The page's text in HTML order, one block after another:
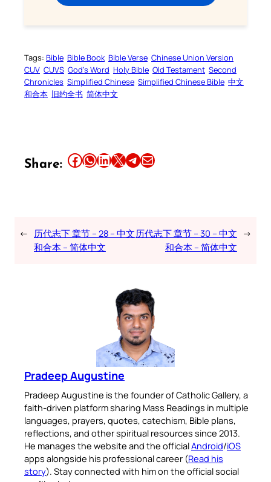
Tags: Bible Bible Book Bible Verse Chinese Union Version
CUV CUVS God’s Word Holy Bible Old Testament Second
Chronicles Simplified Chinese Simplified Chinese Bible 中文
和合本 旧约全书 简体中文
Share: Share this article on Facebook Share this article on WhatsApp Share this article on LinkedIn Share this article on X Share this article on TelegramEmail this Article
← 历代志下 章节 – 28 – 中文
和合本 – 简体中文
历代志下 章节 – 30 – 中文
和合本 – 简体中文
→
Pradeep Augustine
Pradeep Augustine is the founder of Catholic Gallery, a
faith-driven platform sharing Mass Readings in multiple
languages, prayers, quotes, catechism, Bible plans,
reflections, and other spiritual resources since 2013.
He manages the website and the officialAndroid/iOS
apps alongside his professional career (Read his
story). Stay connected with him on the official social